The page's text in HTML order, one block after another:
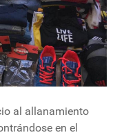
al allanamiento
en el